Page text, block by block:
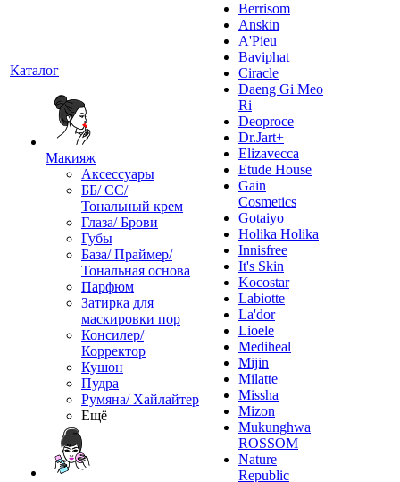
Каталог
Макияж
Аксессуары
ББ/ СС/
Тональный крем
Глаза/ Брови
Губы
База/ Праймер/
Тональная основа
Парфюм
Затирка для
маскировки пор
Консилер/
Корректор
Кушон
Пудра
Румяна/ Хайлайтер
Ещё
Berrisom
Anskin
A'Pieu
Baviphat
Ciracle
Daeng Gi Meo
Ri
Deoproce
Dr.Jart+
Elizavecca
Etude House
Gain
Cosmetics
Gotaiyo
Holika Holika
Innisfree
It's Skin
Kocostar
Labiotte
La'dor
Lioele
Mediheal
Mijin
Milatte
Missha
Mizon
Mukunghwa
ROSSOM
Nature
Republic